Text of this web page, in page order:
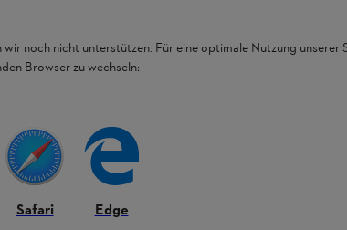
wir noch nicht unterstützen. Für eine optimale Nutzung unserer
Browser zu wechseln:
Safari Edge